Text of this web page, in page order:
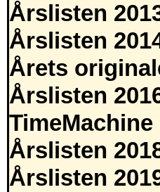
Årslisten
Årslisten
Årets
Årslisten
TimeMachine
Årslisten
Årslisten